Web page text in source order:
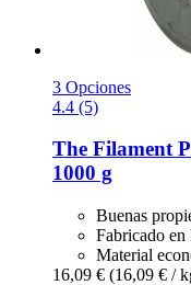
3 Opciones
4.4 (5)
The Filament
1000 g
Buenas
Fabricado en
Material
16,09 € (16,09 € /